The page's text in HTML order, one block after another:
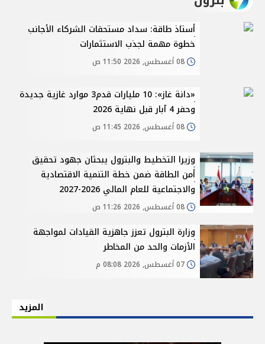
أستاذ طاقة: سداد مستحقات الشركاء الأجانب
خطوة مهمة لجذب الاستثمارات
«دانة غاز»: 10 مليارات قدم3 موارد غازية جديدة
وحفر 4 آبار قبل نهاية 2026
وزيرا التخطيط والبترول يبحثان جهود تحقيق
أمن الطاقة ضمن خطة التنمية الاقتصادية
والاجتماعية للعام المالي 2026-2027
وزارة البترول تعزز جاهزية القيادات لمواجهة
الأزمات والحد من المخاطر
المزيد